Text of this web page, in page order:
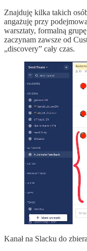
Znajduję kilka takich
angażuję przy
warsztaty, formalną
zaczynam zawsze od
„discovery” cały czas.
Kanał na Slacku do